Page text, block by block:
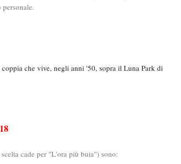
che vive, negli anni '50, sopra il Luna Park di
cade per "L'ora più buia") sono: